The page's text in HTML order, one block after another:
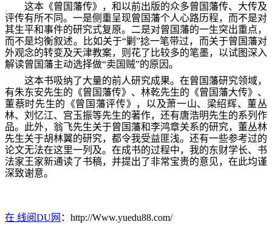
这本《曾国藩传》，和以前出版的众多曾国藩传、大传及
评传有所不同。一是侧重呈现曾国藩个人心路历程，而不是对
其生平和事件的研究式复原。二是对曾国藩的一生突出重点，
而不是均衡叙述。比如关于“剿”捻一笔带过，而关于曾国藩对
外观念的转变及天津教案，则花了比较多的笔墨，以试图深入
解读曾国藩主动选择做“卖国贼”的原因。
这本书吸纳了大量的前人研究成果。在曾国藩研究领域，
有朱东安先生的《曾国藩传》、林乾先生的《曾国藩大传》、
董蔡时先生的《曾国藩评传》，以及萧一山、梁绍辉、董丛
林、刘忆江、宫玉振等先生的著作，还有唐浩明先生的系列作
品。此外，翁飞先生关于曾国藩和李鸿章关系的研究，董丛林
先生关于胡林翼的研究，都令我受益匪浅。还有一些参考过的
论文无法在这里一列及。在成书的过程中，我的东财学长、书
法家王家新通读了书稿，并提出了非常宝贵的意见，在此均谨
深致谢意。
在 线阅DU网 ：http://Www.yuedu88.com/